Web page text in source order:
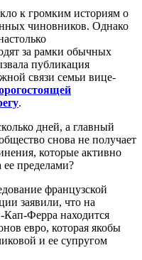
к громким историям о
чиновников. Однако
за рамки обычных
публикация
связи семьи вице-
.
дней, а главный
снова не получает
которые активно
ее пределами?
французской
заявили, что на
Ферра находится
евро, которая якобы
и ее супругом